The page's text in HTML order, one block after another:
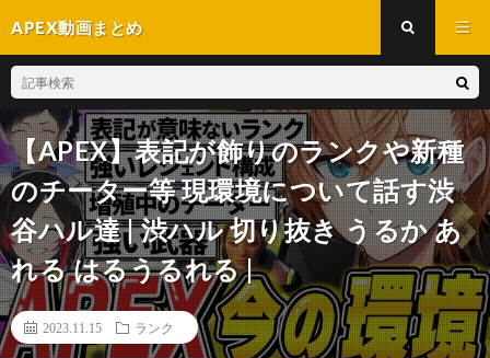
APEX動画まとめ
【APEX】表記が飾りのランクや新種
のチーター等 現環境について話す渋
谷ハル達 | 渋ハル 切り抜き うるか あ
れる はるうるれる |
2023.11.15 ランク